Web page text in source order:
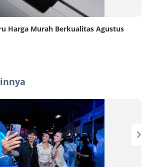
Harga Murah Berkualitas Agustus